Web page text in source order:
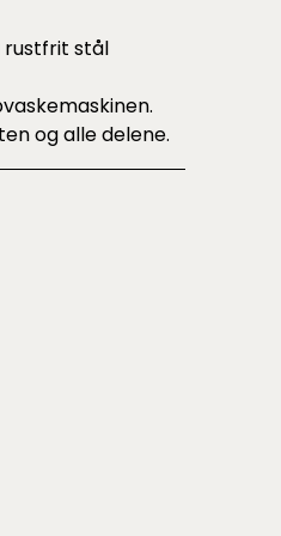
rustfrit stål
og alle delene.